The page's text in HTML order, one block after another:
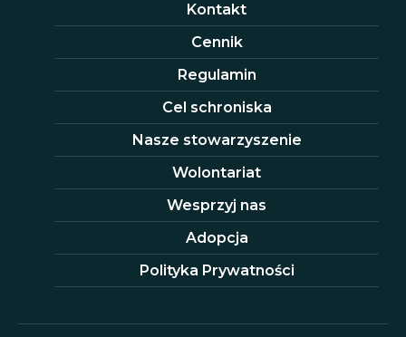
Kontakt
Cennik
Regulamin
Cel schroniska
Nasze stowarzyszenie
Wolontariat
Wesprzyj nas
Adopcja
Polityka Prywatności